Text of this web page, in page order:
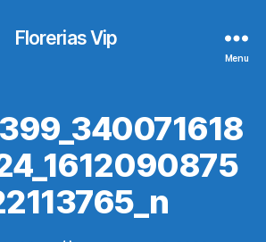
Florerias Vip
Menu